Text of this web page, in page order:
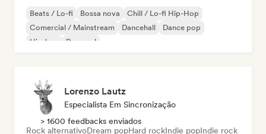
Beats / Lo-fi Bossa nova
Chill / Lo-fi Hip-Hop
Comercial / Mainstream
Dancehall
Dance pop
Hip-hop
Pop soul
Lorenzo Lautz
Especialista Em Sincronização
> 1600 feedbacks enviados
Rock alternativoDream popHard rockIndie popIndie rock